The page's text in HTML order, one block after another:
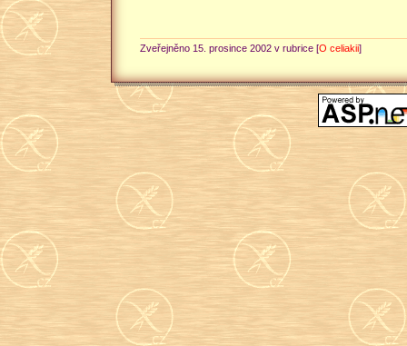
Zveřejněno 15. prosince 2002 v rubrice [O celiakii]